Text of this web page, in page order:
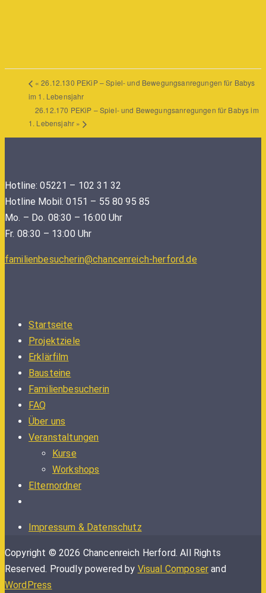
« 26.12.130 PEKiP – Spiel- und Bewegungsanregungen für Babys
im 1. Lebensjahr
26.12.170 PEKiP – Spiel- und Bewegungsanregungen für Babys im
1. Lebensjahr »
Hotline: 05221 – 102 31 32
Hotline Mobil: 0151 – 55 80 95 85
Mo. – Do. 08:30 – 16:00 Uhr
Fr. 08:30 – 13:00 Uhr
familienbesucherin@chancenreich-herford.de
Startseite
Projektziele
Erklärfilm
Bausteine
Familienbesucherin
FAQ
Über uns
Veranstaltungen
Kurse
Workshops
Elternordner
Impressum & Datenschutz
Copyright © 2026 Chancenreich Herford. All Rights
Reserved. Proudly powered by Visual Composer and
WordPress